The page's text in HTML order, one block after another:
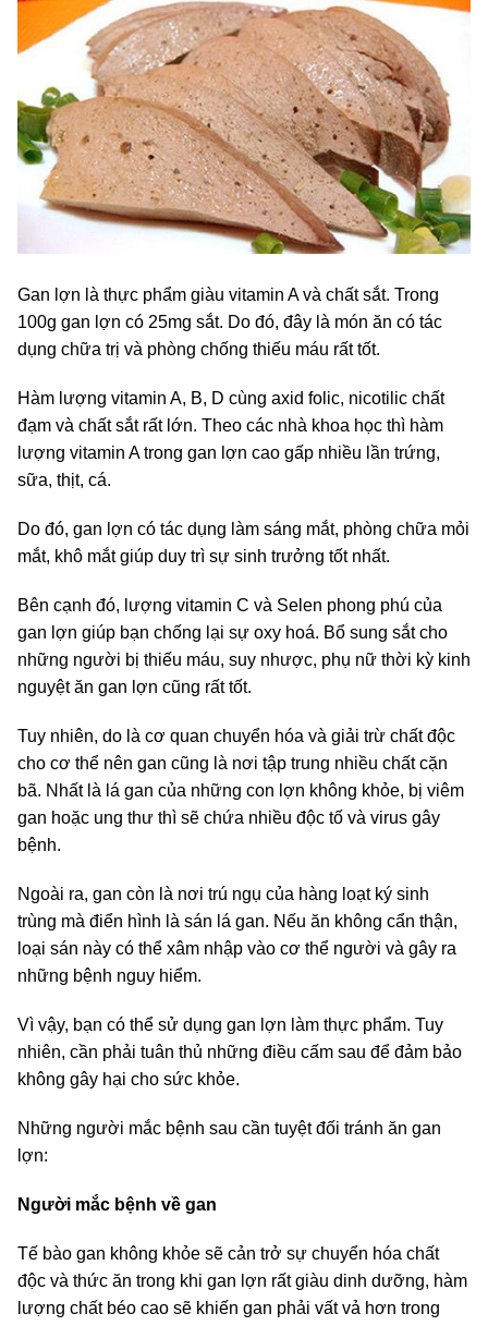
Gan lợn là thực phẩm giàu vitamin A và chất sắt. Trong
100g gan lợn có 25mg sắt. Do đó, đây là món ăn có tác
dụng chữa trị và phòng chống thiếu máu rất tốt.
Hàm lượng vitamin A, B, D cùng axid folic, nicotilic chất
đạm và chất sắt rất lớn. Theo các nhà khoa học thì hàm
lượng vitamin A trong gan lợn cao gấp nhiều lần trứng,
sữa, thịt, cá.
Do đó, gan lợn có tác dụng làm sáng mắt, phòng chữa mỏi
mắt, khô mắt giúp duy trì sự sinh trưởng tốt nhất.
Bên cạnh đó, lượng vitamin C và Selen phong phú của
gan lợn giúp bạn chống lại sự oxy hoá. Bổ sung sắt cho
những người bị thiếu máu, suy nhược, phụ nữ thời kỳ kinh
nguyệt ăn gan lợn cũng rất tốt.
Tuy nhiên, do là cơ quan chuyển hóa và giải trừ chất độc
cho cơ thể nên gan cũng là nơi tập trung nhiều chất cặn
bã. Nhất là lá gan của những con lợn không khỏe, bị viêm
gan hoặc ung thư thì sẽ chứa nhiều độc tố và virus gây
bệnh.
Ngoài ra, gan còn là nơi trú ngụ của hàng loạt ký sinh
trùng mà điển hình là sán lá gan. Nếu ăn không cẩn thận,
loại sán này có thể xâm nhập vào cơ thể người và gây ra
những bệnh nguy hiểm.
Vì vậy, bạn có thể sử dụng gan lợn làm thực phẩm. Tuy
nhiên, cần phải tuân thủ những điều cấm sau để đảm bảo
không gây hại cho sức khỏe.
Những người mắc bệnh sau cần tuyệt đối tránh ăn gan
lợn:
Người mắc bệnh về gan
Tế bào gan không khỏe sẽ cản trở sự chuyển hóa chất
độc và thức ăn trong khi gan lợn rất giàu dinh dưỡng, hàm
lượng chất béo cao sẽ khiến gan phải vất vả hơn trong